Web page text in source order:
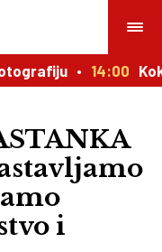
14:00
i